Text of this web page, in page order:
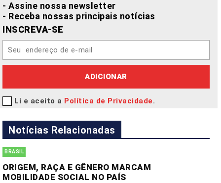
- Assine nossa newsletter
- Receba nossas principais notícias
INSCREVA-SE
ADICIONAR
Li e aceito a Política de Privacidade.
Notícias Relacionadas
BRASIL
ORIGEM, RAÇA E GÊNERO MARCAM
MOBILIDADE SOCIAL NO PAÍS